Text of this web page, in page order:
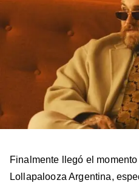
Finalmente llegó el
Lollapalooza Argentina,